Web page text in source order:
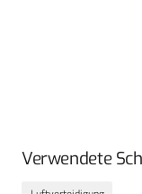
Verwendete